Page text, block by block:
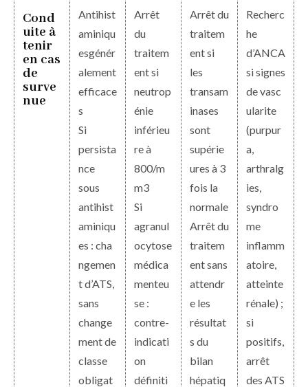
Cond
uite à
tenir
en cas
de
surve
nue
Antihist
aminiqu
esgénér
alement
efficace
s
Si
persista
nce
sous
antihist
aminiqu
es : cha
ngemen
t d’ATS,
sans
change
ment de
classe
obligat
Arrêt
du
traitem
ent si
neutrop
énie
inférieu
re à
800/m
m3
Si
agranul
ocytose
médica
menteu
se :
contre-
indicati
on
définiti
Arrêt du
traitem
ent si
les
transam
inases
sont
supérie
ures à 3
fois la
normale
Arrêt du
traitem
ent sans
attendr
e les
résultat
s du
bilan
hépatiq
Recherc
he
d’ANCA
si signes
de vasc
ularite
(purpur
a,
arthralg
ies,
syndro
me
inflamm
atoire,
atteinte
rénale) ;
si
positifs,
arrêt
des ATS